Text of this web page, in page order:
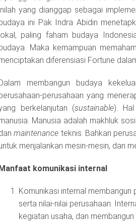
yang dianggap sebagai
budaya ini Pak Indra Abidin
lokal, paling faham budaya
budaya. Maka kemampuan
diferensiasi Fortune
Dalam membangun budaya
perusahaan yang
berkelanjutan (sustainable).
Manusia adalah makhluk
maintenance teknis. Bahkan
menjalankan mesin-mesin, dan
Manfaat komunikasi internal
Komunikasi internal
serta nilai-nilai perusahaan.
kegiatan usaha, dan